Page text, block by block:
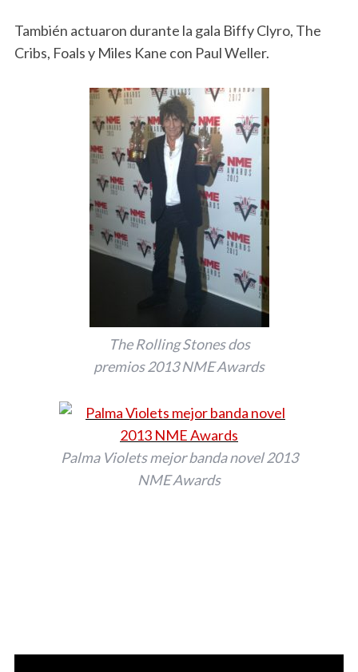
También actuaron durante la gala Biffy Clyro, The
Cribs, Foals y Miles Kane con Paul Weller.
The Rolling Stones dos
premios 2013 NME Awards
Palma Violets mejor banda novel 2013
NME Awards